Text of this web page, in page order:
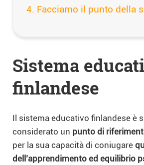
Facciamo il punto della
Sistema
finlandese
Il sistema educativo finlandese è
considerato un punto di
per la sua capacità di coniugare
dell’apprendimento ed equilibrio